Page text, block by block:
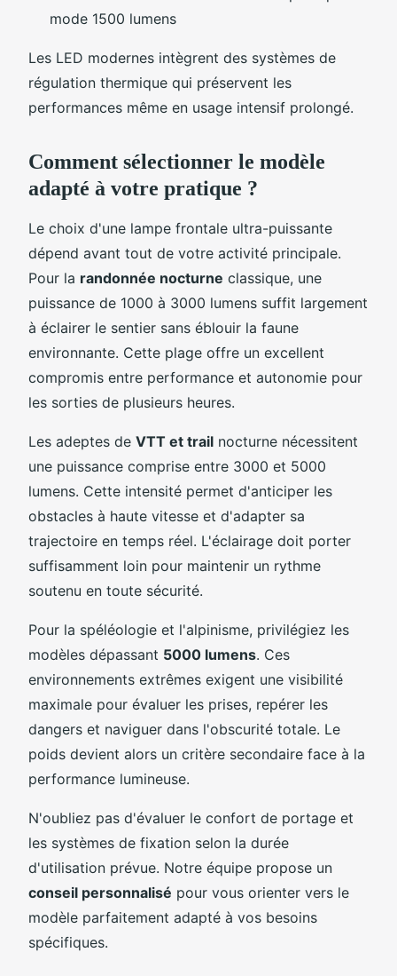
mode 1500 lumens
Les LED modernes intègrent des systèmes de
régulation thermique qui préservent les
performances même en usage intensif prolongé.
Comment sélectionner le modèle
adapté à votre pratique ?
Le choix d'une lampe frontale ultra-puissante
dépend avant tout de votre activité principale.
Pour la randonnée nocturne classique, une
puissance de 1000 à 3000 lumens suffit largement
à éclairer le sentier sans éblouir la faune
environnante. Cette plage offre un excellent
compromis entre performance et autonomie pour
les sorties de plusieurs heures.
Les adeptes de VTT et trail nocturne nécessitent
une puissance comprise entre 3000 et 5000
lumens. Cette intensité permet d'anticiper les
obstacles à haute vitesse et d'adapter sa
trajectoire en temps réel. L'éclairage doit porter
suffisamment loin pour maintenir un rythme
soutenu en toute sécurité.
Pour la spéléologie et l'alpinisme, privilégiez les
modèles dépassant 5000 lumens. Ces
environnements extrêmes exigent une visibilité
maximale pour évaluer les prises, repérer les
dangers et naviguer dans l'obscurité totale. Le
poids devient alors un critère secondaire face à la
performance lumineuse.
N'oubliez pas d'évaluer le confort de portage et
les systèmes de fixation selon la durée
d'utilisation prévue. Notre équipe propose un
conseil personnalisé pour vous orienter vers le
modèle parfaitement adapté à vos besoins
spécifiques.